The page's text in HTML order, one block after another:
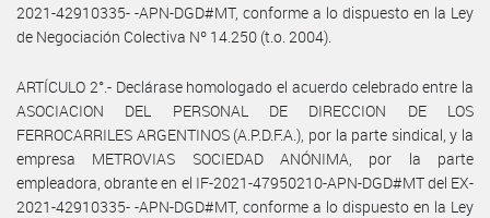
2021-42910335- -APN-DGD#MT, conforme a lo dispuesto en la Ley
de Negociación Colectiva Nº 14.250 (t.o. 2004).
ARTÍCULO 2°.- Declárase homologado el acuerdo celebrado entre la
ASOCIACION DEL PERSONAL DE DIRECCION DE LOS
FERROCARRILES ARGENTINOS (A.P.D.F.A.), por la parte sindical, y la
empresa METROVIAS SOCIEDAD ANÓNIMA, por la parte
empleadora, obrante en el IF-2021-47950210-APN-DGD#MT del EX-
2021-42910335- -APN-DGD#MT, conforme a lo dispuesto en la Ley